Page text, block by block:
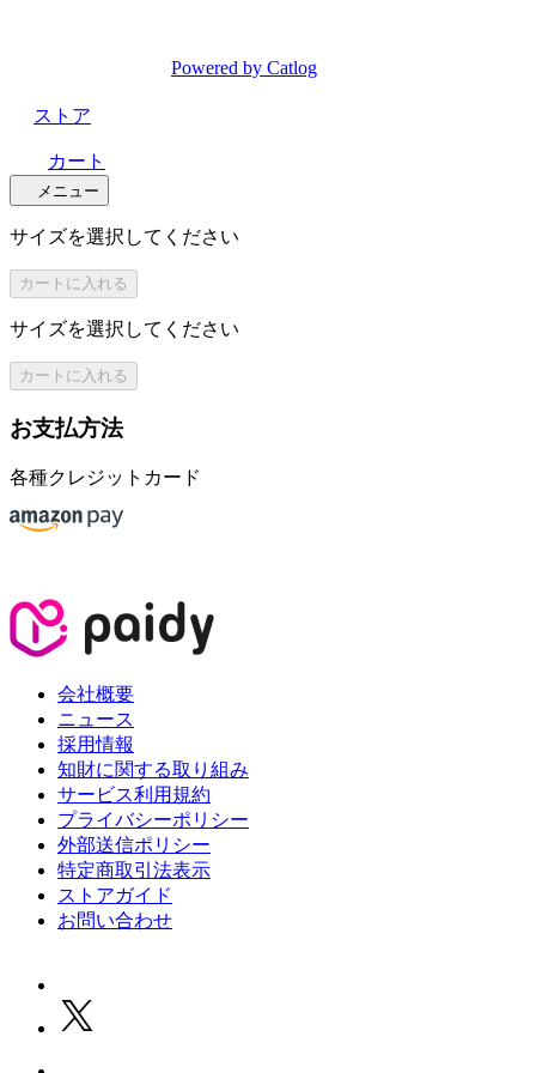
Powered by Catlog
ストア
カート
メニュー
サイズを選択してください
カートに入れる
サイズを選択してください
カートに入れる
お支払方法
各種クレジットカード
会社概要
ニュース
採用情報
知財に関する取り組み
サービス利用規約
プライバシーポリシー
外部送信ポリシー
特定商取引法表示
ストアガイド
お問い合わせ